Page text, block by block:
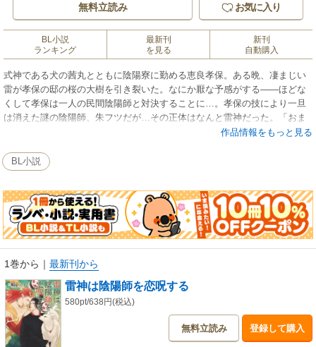
無料立読み お気に入り
BL小説
ランキング
最新刊
を見る
新刊
自動購入
式神である犬の茜丸とともに陰陽寮に勤める恵良孝保。ある晩、凄まじい
雷が孝保の邸の桜の大樹を引き裂いた。なにか厭な予感がする――ほどな
くして孝保は一人の民間陰陽師と対決することに…。孝保の技により一旦
は消えた謎の陰陽師、朱フツだが…その正体はなんと雷神だった。「おま
えに呪をかけた」――夢の中に現れては孝保を翻弄する朱フツ。ついには
作品情報をもっと見る
BL小説
1巻から ｜ 最新刊から
雷神は陰陽師を恋呪する
580pt/638円(税込)
無料立読み 登録して購入